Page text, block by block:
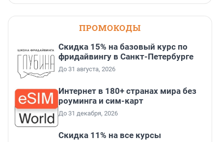
ПРОМОКОДЫ
Скидка 15% на базовый курс по
фридайвингу в Санкт-Петербурге
До 31 августа, 2026
Интернет в 180+ странах мира без
роуминга и сим-карт
До 31 декабря, 2026
Скидка 11% на все курсы